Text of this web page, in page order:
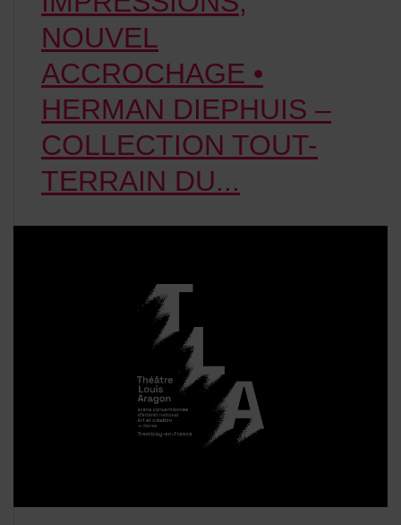
NOUVEL
ACCROCHAGE •
HERMAN DIEPHUIS –
COLLECTION TOUT-
TERRAIN DU...